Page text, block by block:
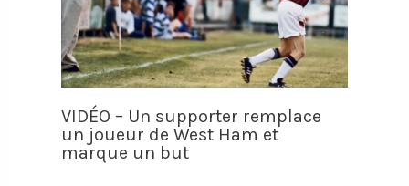
VIDÉO – Un supporter remplace
un joueur de West Ham et
marque un but